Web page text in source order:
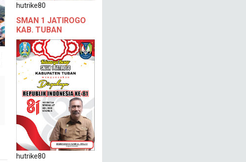
hutrike80
SMAN 1 JATIROGO
KAB. TUBAN
hutrike80